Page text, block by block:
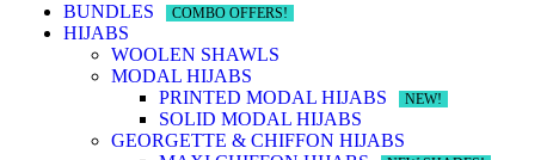
BUNDLES COMBO OFFERS!
HIJABS
WOOLEN SHAWLS
MODAL HIJABS
PRINTED MODAL HIJABS
NEW!
SOLID MODAL HIJABS
GEORGETTE & CHIFFON HIJABS